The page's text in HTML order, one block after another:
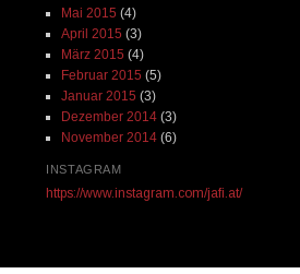
Mai 2015 (4)
April 2015 (3)
März 2015 (4)
Februar 2015 (5)
Januar 2015 (3)
Dezember 2014(3)
November 2014(6)
INSTAGRAM
https://www.instagram.com/jafi.at/